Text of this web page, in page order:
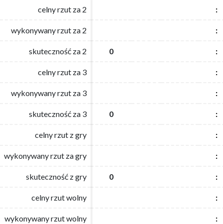
celny rzut za 2 :
wykonywany rzut za 2 :
skuteczność za 2 0 :
celny rzut za 3 :
wykonywany rzut za 3 :
skuteczność za 3 0 :
celny rzut z gry :
wykonywany rzut za gry :
skuteczność z gry 0 :
celny rzut wolny :
wykonywany rzut wolny :
celny rzut za 2 :
wykonywany rzut za 2 :
skuteczność za 2 0 :
celny rzut za 3 :
wykonywany rzut za 3 :
skuteczność za 3 0 :
celny rzut z gry :
wykonywany rzut za gry :
skuteczność z gry 0 :
celny rzut wolny :
wykonywany rzut wolny :